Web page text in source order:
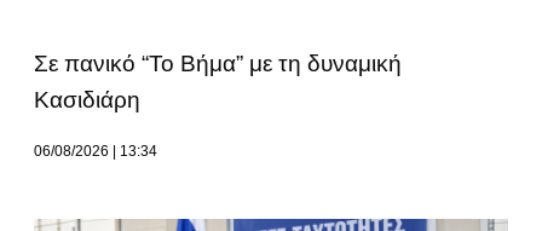
Σε πανικό “Το Βήμα” με τη δυναμική
Κασιδιάρη
06/08/2026 13:34